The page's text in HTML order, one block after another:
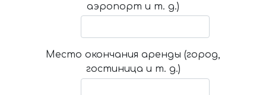
аэропорт и т. д.)
Место окончания аренды (город,
гостиница и т. д.)